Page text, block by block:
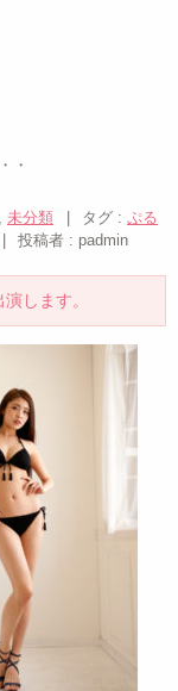
・
, 未分類 タグ : ぷる
投稿者 : padmin
します。